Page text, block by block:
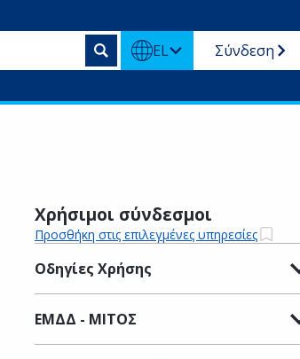
EL Σύνδεση
Χρήσιμοι σύνδεσμοι
Προσθήκη στις επιλεγμένες υπηρεσίες
Οδηγίες Χρήσης
ΕΜΔΔ - ΜΙΤΟΣ